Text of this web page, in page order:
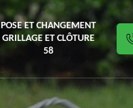
POSE ET CHANGEMENT
GRILLAGE ET CLÔTURE
58